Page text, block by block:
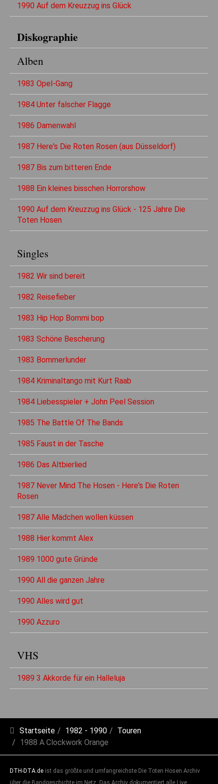
1990 Auf dem Kreuzzug ins Glück
Diskographie
Alben
1983 Opel-Gang
1984 Unter falscher Flagge
1986 Damenwahl
1987 Here's Die Roten Rosen (aus Düsseldorf)
1987 Bis zum bitteren Ende
1988 Ein kleines bisschen Horrorshow
1990 Auf dem Kreuzzug ins Glück - 125 Jahre Die
Toten Hosen
Singles
1982 Wir sind bereit
1982 Reisefieber
1983 Hip Hop Bommi bop
1983 Schöne Bescherung
1983 Bommerlunder
1984 Kriminaltango mit Kurt Raab
1984 Liebesspieler + John Peel Session
1985 The Battle Of The Bands
1985 Faust in der Tasche
1986 Das Altbierlied
1987 Never Mind The Hosen - Here's Die Roten
Rosen
1987 Alle Mädchen wollen küssen
1988 Hier kommt Alex
1989 1000 gute Gründe
1990 All die ganzen Jahre
1990 Alles wird gut
1990 Azzuro
VHS
1989 3 Akkorde für ein Halleluja
Startseite 1982 - 1990
Touren
1988 A Clockwork Orange
DTH-DTA.de ist das größte und umfangreichste Die Toten Hosen Archiv
über die Bandgeschichte im Netz. Das Archiv dokumentiert alle Live